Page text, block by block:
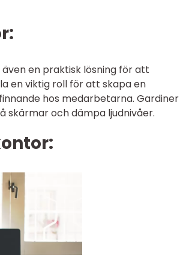
en praktisk lösning för att
en viktig roll för att skapa en
hos medarbetarna. Gardiner
skärmar och dämpa ljudnivåer.